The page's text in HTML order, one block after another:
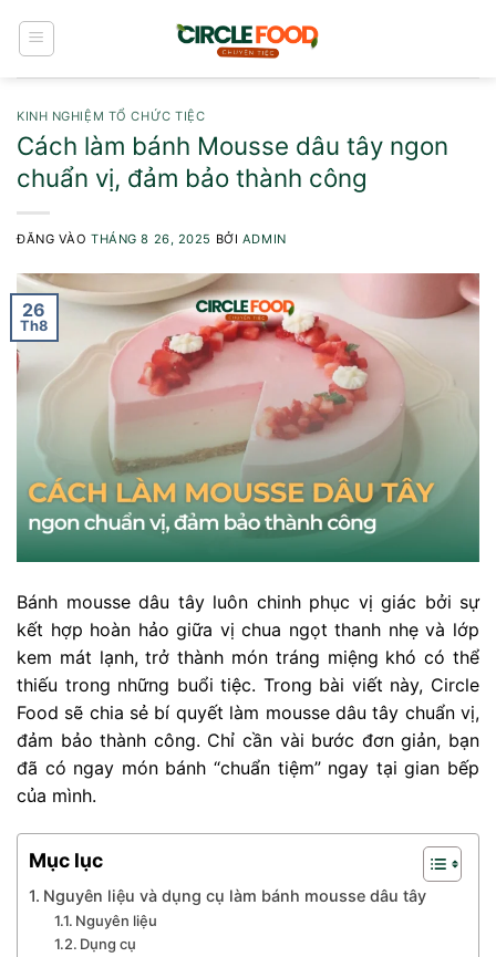
qua
KINH NGHIỆM TỔ CHỨC TIỆC
Cách làm bánh Mousse dâu tây ngon
chuẩn vị, đảm bảo thành công
ĐĂNG VÀOTHÁNG 8 26, 2025 BỞI ADMIN
26
Th8
Bánh mousse dâu tây luôn chinh phục vị giác bởi sự
kết hợp hoàn hảo giữa vị chua ngọt thanh nhẹ và lớp
kem mát lạnh, trở thành món tráng miệng khó có thể
thiếu trong những buổi tiệc. Trong bài viết này, Circle
Food sẽ chia sẻ bí quyết làm mousse dâu tây chuẩn vị,
đảm bảo thành công. Chỉ cần vài bước đơn giản, bạn
đã có ngay món bánh “chuẩn tiệm” ngay tại gian bếp
của mình.
Mục lục
Nguyên liệu và dụng cụ làm bánh mousse dâu​ tây
Nguyên liệu
Dụng cụ